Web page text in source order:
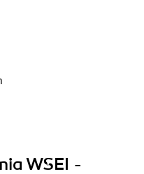
WSEI -